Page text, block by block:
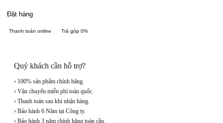
Đặt hàng
Thanh toán online Trả góp 0%
Quý khách cần hỗ trợ?
› 100% sản phẩm chính hãng.
› Vận chuyển miễn phí toàn quốc.
› Thanh toán sau khi nhận hàng.
› Bảo hành 6 Năm tại Công ty.
› Bảo hành 3 năm chính hãng toàn cầu.